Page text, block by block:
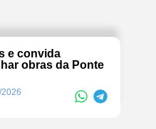
e convida
obras da Ponte